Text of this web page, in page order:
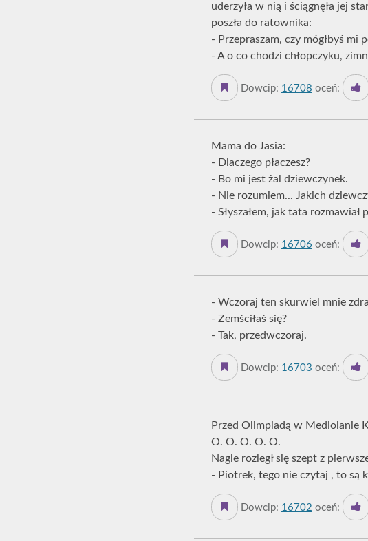
uderzyła w nią i ściągnęła jej
poszła do ratownika:
- Przepraszam, czy mógłbyś mi
- A o co chodzi chłopczyku,
Dowcip: 16708 oceń:
Mama do Jasia:
- Dlaczego płaczesz?
- Bo mi jest żal dziewczynek.
- Nie rozumiem... Jakich
- Słyszałem, jak tata
Dowcip: 16706 oceń:
- Wczoraj ten skurwiel mnie
- Zemściłaś się?
- Tak, przedwczoraj.
Dowcip: 16703 oceń:
Przed Olimpiadą w Mediolanie
O. O. O. O. O.
Nagle rozległ się szept z
- Piotrek, tego nie czytaj , to są
Dowcip: 16702 oceń: